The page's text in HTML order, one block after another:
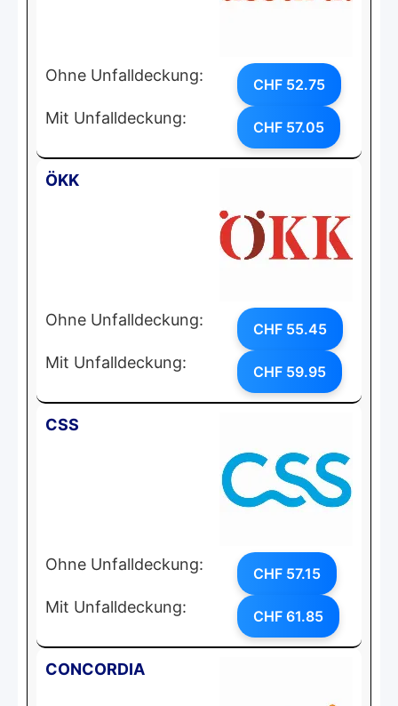
Ohne Unfalldeckung: CHF 52.75
Mit Unfalldeckung: CHF 57.05
ÖKK
Ohne Unfalldeckung: CHF 55.45
Mit Unfalldeckung: CHF 59.95
CSS
Ohne Unfalldeckung: CHF 57.15
Mit Unfalldeckung: CHF 61.85
CONCORDIA